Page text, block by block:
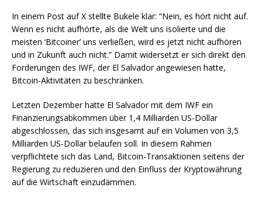
In einem Post auf X stellte Bukele klar: “Nein, es hört nicht auf.
Wenn es nicht aufhörte, als die Welt uns isolierte und die
meisten ‘Bitcoiner’ uns verließen, wird es jetzt nicht aufhören
und in Zukunft auch nicht.” Damit widersetzt er sich direkt den
Forderungen des IWF, der El Salvador angewiesen hatte,
Bitcoin-Aktivitäten zu beschränken.
Letzten Dezember hatte El Salvador mit dem IWF ein
Finanzierungsabkommen über 1,4 Milliarden US-Dollar
abgeschlossen, das sich insgesamt auf ein Volumen von 3,5
Milliarden US-Dollar belaufen soll. In diesem Rahmen
verpflichtete sich das Land, Bitcoin-Transaktionen seitens der
Regierung zu reduzieren und den Einfluss der Kryptowährung
auf die Wirtschaft einzudämmen.